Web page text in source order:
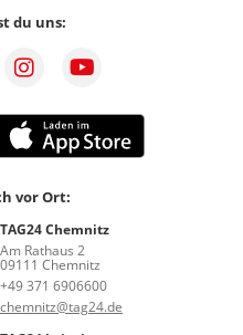
du uns:
vor Ort:
TAG24 Chemnitz
Am Rathaus 2
09111 Chemnitz
+49 371 6906600
chemnitz@tag24.de